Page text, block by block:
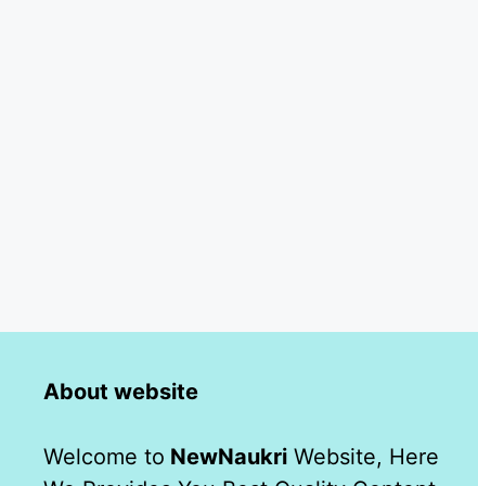
About website
Welcome to NewNaukri Website, Here